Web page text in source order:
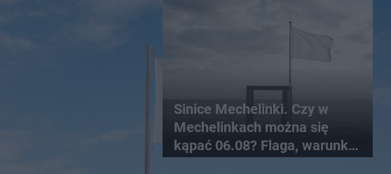
Sinice Mechelinki. Czy w
Mechelinkach można się
kąpać 06.08? Flaga, warunki